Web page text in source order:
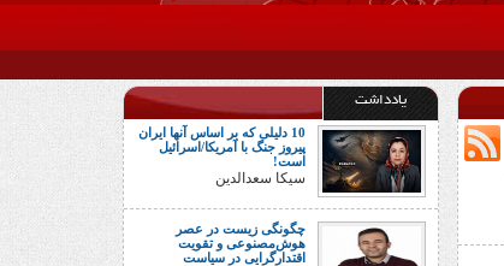
یادداشت
10 دلیلی که بر اساس آنها ایران
پیروز جنگ با آمریکا/اسرائیل
است!
سیکا سعدالدین
چگونگی زیست در عصر
هوش‌مصنوعی و تقویت
اقتدارگرایی در سیاست